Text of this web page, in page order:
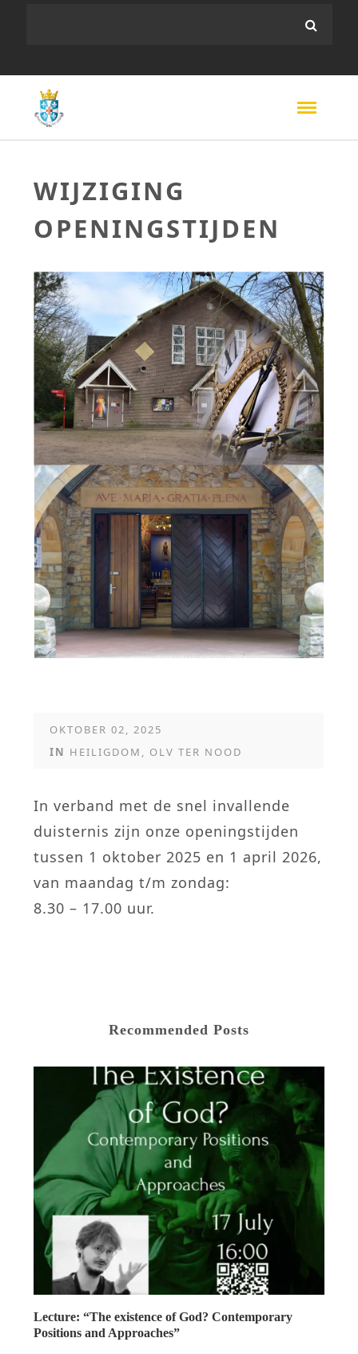
WIJZIGING
OPENINGSTIJDEN
OKTOBER 02, 2025
IN HEILIGDOM , OLV TER NOOD
In verband met de snel invallende
duisternis zijn onze openingstijden
tussen 1 oktober 2025 en 1 april 2026,
van maandag t/m zondag:
8.30 – 17.00 uur.
Recommended Posts
Lecture: “The existence of God? Contemporary
Positions and Approaches”